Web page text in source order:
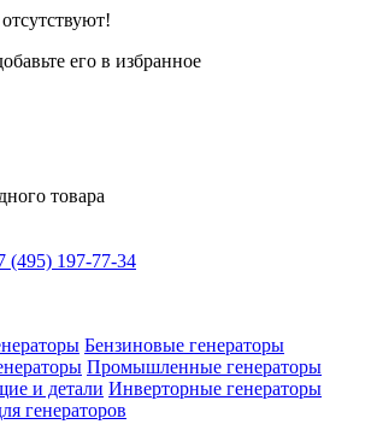
его в избранное
товара
(495) 197-77-34
Бензиновые генераторы
Промышленные генераторы
и детали Инверторные генераторы
генераторов